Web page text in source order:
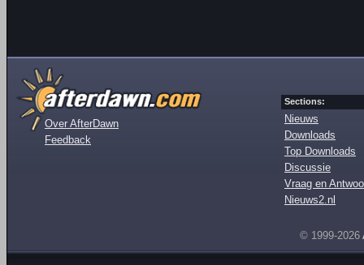
Over AfterDawn
Feedback
Sections:
Nieuws
Downloads
Top Downloads
Discussie
Vraag en
Nieuws2.nl
© 1999-2026